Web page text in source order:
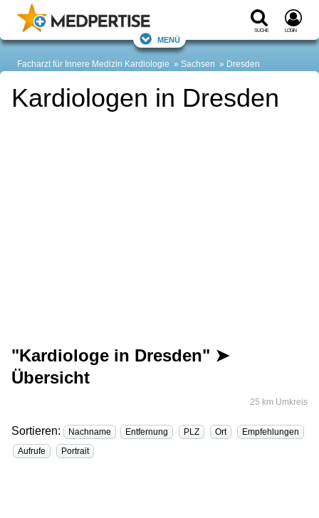
Suche Login
Menü
Facharzt für Innere Medizin Kardiologie Sachsen Dresden
Kardiologen in Dresden
"Kardiologe in Dresden" ➤
Übersicht
25 km Umkreis
Sortieren: Nachname Entfernung PLZ Ort
Empfehlungen
Aufrufe
Portrait